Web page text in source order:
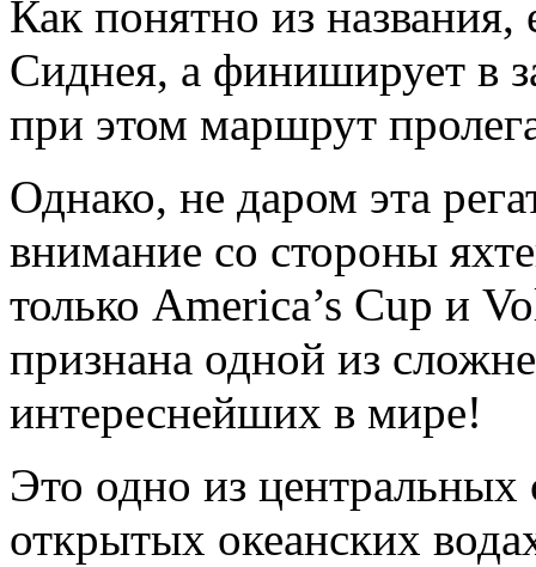
Как понятно из названия,
Сиднея, а финиширует в
при этом маршрут
Однако, не даром эта
внимание со стороны
только America’s Cup и
признана одной из
интереснейших в мире!
Это одно из
открытых океанских